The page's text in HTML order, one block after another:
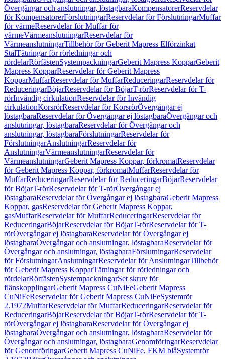
Övergångar och anslutningar, löstagbaraKompensatorerReservdelar
för KompensatorerFörslutningarReservdelar för FörslutningarMuffar
för värmeReservdelar för Muffar för
värmeVärmeanslutningarReservdelar för
VärmeanslutningarTillbehör för Geberit Mapress Elförzinkat
StålTätningar för rörledningar och
rördelarRörfästenSystempackningarGeberit Mapress KopparGeberit
Mapress KopparReservdelar för Geberit Mapress
KopparMuffarReservdelar för MuffarReduceringarReservdelar för
ReduceringarBöjarReservdelar för BöjarT-rörReservdelar för T-
rörInvändig cirkulationReservdelar för Invändig
cirkulationKorsrörReservdelar för KorsrörÖvergångar ej
löstagbaraReservdelar för Övergångar ej löstagbaraÖvergångar och
anslutningar, löstagbaraReservdelar för Övergångar och
anslutningar, löstagbaraFörslutningarReservdelar för
FörslutningarAnslutningarReservdelar för
AnslutningarVärmeanslutningarReservdelar för
VärmeanslutningarGeberit Mapress Koppar, förkromatReservdelar
för Geberit Mapress Koppar, förkromatMuffarReservdelar för
MuffarReduceringarReservdelar för ReduceringarBöjarReservdelar
för BöjarT-rörReservdelar för T-rörÖvergångar ej
löstagbaraReservdelar för Övergångar ej löstagbaraGeberit Mapress
Koppar, gasReservdelar för Geberit Mapress Koppar,
gasMuffarReservdelar för MuffarReduceringarReservdelar för
ReduceringarBöjarReservdelar för BöjarT-rörReservdelar för T-
rörÖvergångar ej löstagbaraReservdelar för Övergångar ej
löstagbaraÖvergångar och anslutningar, löstagbaraReservdelar för
Övergångar och anslutningar, löstagbaraFörslutningarReservdelar
för FörslutningarAnslutningarReservdelar för AnslutningarTillbehör
för Geberit Mapress KopparTätningar för rörledningar och
rördelarRörfästenSystempackningarSet skruv för
flänskopplingarGeberit Mapress CuNiFeGeberit Mapress
CuNiFeReservdelar för Geberit Mapress CuNiFeSystemrör
2.1972MuffarReservdelar för MuffarReduceringarReservdelar för
ReduceringarBöjarReservdelar för BöjarT-rörReservdelar för T-
rörÖvergångar ej löstagbaraReservdelar för Övergångar ej
löstagbaraÖvergångar och anslutningar, löstagbaraReservdelar för
Övergångar och anslutningar, löstagbaraGenomföringarReservdelar
för GenomföringarGeberit Mapress CuNiFe, FKM blåSystemrör